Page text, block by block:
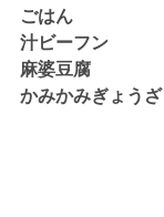
ごはん
汁ビーフン
麻婆豆腐
かみかみぎょうざ